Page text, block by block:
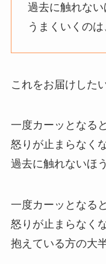
過去に触れな
うまくいくの
これをお届けした
一度カーッとなると
怒りが止まらなく
過去に触れないほ
一度カーッとなると
怒りが止まらなく
抱えている方の大半